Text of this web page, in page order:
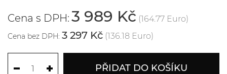
Cena s DPH: 3 989 Kč (164.77 Euro)
Cena bez DPH: 3 297 Kč (136.18 Euro)
PŘIDAT DO KOŠÍKU